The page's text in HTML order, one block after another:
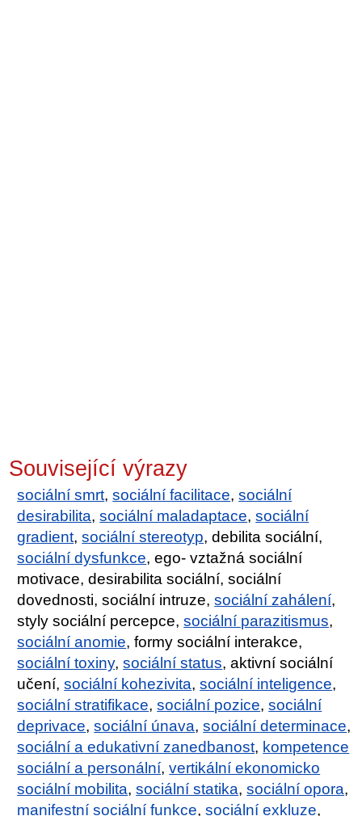
Související výrazy
sociální smrt,sociální facilitace,sociální
desirabilita,sociální maladaptace,sociální
gradient,sociální stereotyp, debilita sociální,
sociální dysfunkce, ego- vztažná sociální
motivace, desirabilita sociální, sociální
dovednosti, sociální intruze,sociální zahálení,
styly sociální percepce,sociální parazitismus,
sociální anomie, formy sociální interakce,
sociální toxiny,sociální status, aktivní sociální
učení,sociální kohezivita,sociální inteligence,
sociální stratifikace,sociální pozice,sociální
deprivace,sociální únava,sociální determinace,
sociální a edukativní zanedbanost, kompetence
sociální a personální,vertikální ekonomicko
sociální mobilita,sociální statika,sociální opora,
manifestní sociální funkce,sociální exkluze,